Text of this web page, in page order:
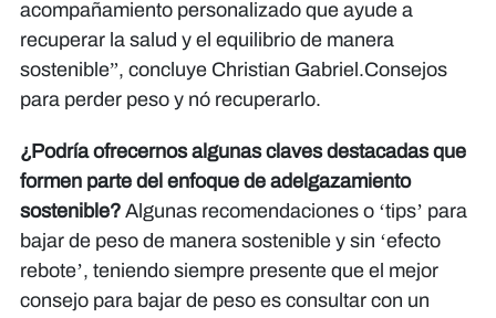
acompañamiento personalizado que ayude a
recuperar la salud y el equilibrio de manera
sostenible”, concluye Christian Gabriel.Consejos
para perder peso y nó recuperarlo.
¿Podría ofrecernos algunas claves destacadas que
formen parte del enfoque de adelgazamiento
sostenible? Algunas recomendaciones o ‘tips’ para
bajar de peso de manera sostenible y sin ‘efecto
rebote’, teniendo siempre presente que el mejor
consejo para bajar de peso es consultar con un